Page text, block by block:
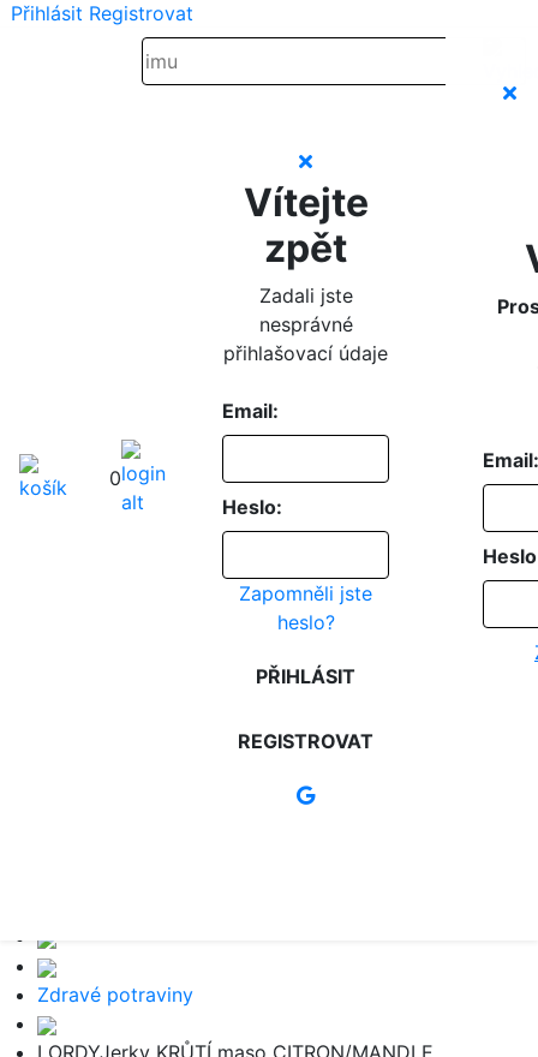
Přihlásit Registrovat
0
Vítejte
zpět
Zadali jste
nesprávné
přihlašovací údaje
Email:
Heslo:
Zapomněli jste
heslo?
PŘIHLÁSIT
REGISTROVAT
Email:
Zdravé potraviny